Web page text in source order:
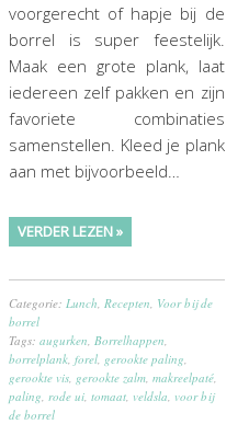
voorgerecht of hapje bij de
borrel is super feestelijk.
Maak een grote plank, laat
iedereen zelf pakken en zijn
favoriete combinaties
samenstellen. Kleed je plank
aan met bijvoorbeeld…
VERDER LEZEN »
Categorie: Lunch Recepten Voor bij de
borrel
Tags:augurken Borrelhappen
borrelplank ,forel gerookte paling
gerookte vis gerookte zalm ,makreelpaté
paling rode ui ,tomaat veldsla voor bij
de borrel